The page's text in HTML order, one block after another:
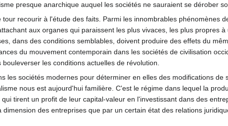
presque anarchique auquel les sociétés ne sauraient se dérober
recourir à l'étude des faits. Parmi les innombrables phénomènes
aux organes qui paraissent les plus vivaces, les plus propres
dans des conditions semblables, doivent produire des effets du
du mouvement contemporain dans les sociétés de civilisation
les conditions actuelles de révolution.
les sociétés modernes pour déterminer en elles des modifications
nous est aujourd'hui familière. C'est le régime dans lequel la
tirent un profit de leur capital-valeur en l'investissant dans des
des entreprises que par un certain état des relations